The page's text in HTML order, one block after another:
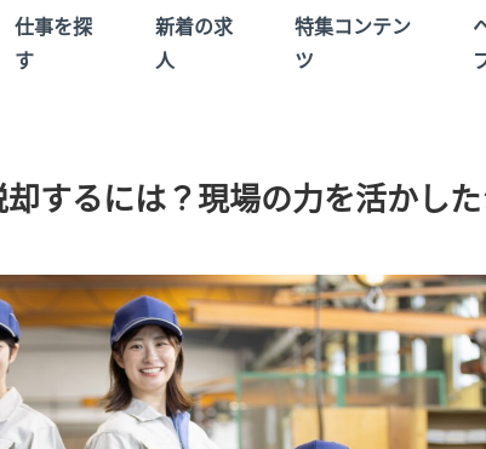
仕事を探
す
新着の求
人
特集コンテン
ツ
却するには？現場の力を活かし